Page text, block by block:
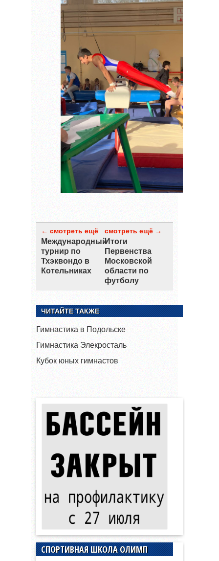
← смотреть ещё
Международный
турнир по
Тхэквондо в
Котельниках
смотреть ещё →
Итоги
Первенства
Московской
области по
футболу
ЧИТАЙТЕ ТАКЖЕ
Гимнастика в Подольске
Гимнастика Элекросталь
Кубок юных гимнастов
СПОРТИВНАЯ ШКОЛА ОЛИМП